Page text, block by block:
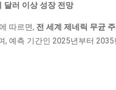
달러 이상 성장 전망
따르면, 전 세계 제네릭 무균
예측 기간인 2025년부터 2035